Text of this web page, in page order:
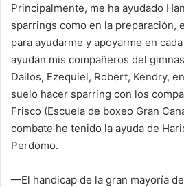
Principalmente, me ha ayudado
sparrings como en la preparación,
para ayudarme y apoyarme en
ayudan mis compañeros del
Dailos, Ezequiel, Robert, Kendry,
suelo hacer sparring con los
Frisco (Escuela de boxeo Gran
combate he tenido la ayuda de
Perdomo.
—El handicap de la gran mayoría